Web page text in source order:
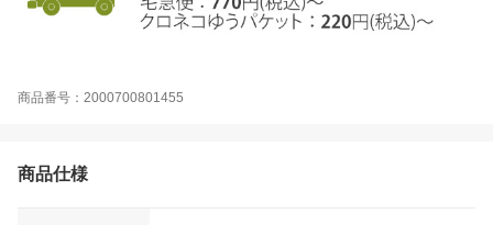
商品番号：2000700801455
商品仕様